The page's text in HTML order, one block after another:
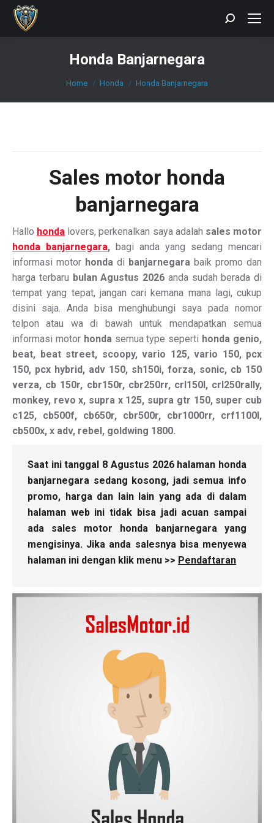
Search:
Honda Banjarnegara
You are here:
Home Honda Honda Banjarnegara
Sales motor honda
banjarnegara
Hallo honda lovers, perkenalkan saya adalah sales motor
honda banjarnegara, bagi anda yang sedang mencari
informasi motor honda di banjarnegara baik promo dan
harga terbaru bulan Agustus 2026 anda sudah berada di
tempat yang tepat, jangan cari kemana mana lagi, cukup
disini saja. Anda bisa menghubungi saya pada nomor
telpon atau wa di bawah untuk mendapatkan semua
informasi motor hondasemua type seperti honda genio,
beat, beat street, scoopy, vario 125, vario 150, pcx
150, pcx hybrid, adv 150, sh150i, forza, sonic, cb 150
verza, cb 150r, cbr150r, cbr250rr, crl150l, crl250rally,
monkey, revo x, supra x 125, supra gtr 150, super cub
c125, cb500f, cb650r, cbr500r, cbr1000rr, crf1100l,
cb500x, x adv, rebel, goldwing 1800.
Saat ini tanggal 8 Agustus 2026 halaman honda
banjarnegara sedang kosong, jadi semua info
promo, harga dan lain lain yang ada di dalam
halaman web ini tidak bisa jadi acuan sampai
ada sales motor honda banjarnegara yang
mengisinya. Jika anda salesnya bisa menyewa
halaman ini dengan klik menu >> Pendaftaran